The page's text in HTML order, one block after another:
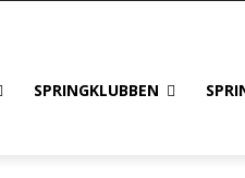
SPRINGKLUBBEN